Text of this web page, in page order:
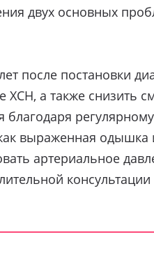
двух основных
после постановки
а также снизить
выраженная одышка
артериальное